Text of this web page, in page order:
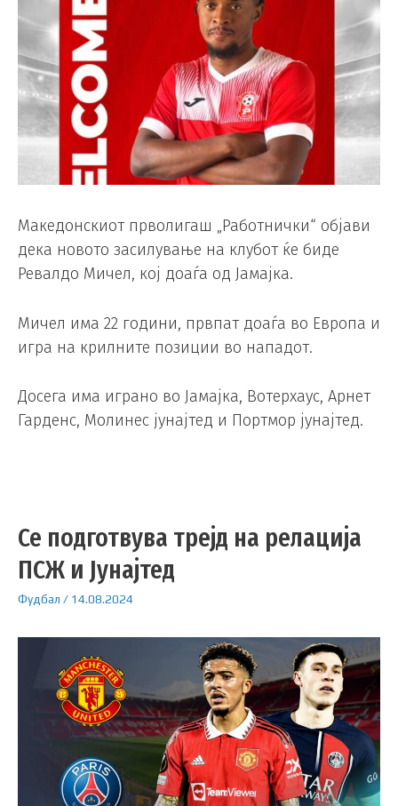
Македонскиот прволигаш „Работнички“ oбјави
дека новото засилување на клубот ќе биде
Ревалдо Мичел, кој доаѓа од Јамајка.
Мичел има 22 години, првпат доаѓа во Европа и
игра на крилните позиции во нападот.
Досега има играно во Јамајка, Вотерхаус, Арнет
Гарденс, Молинес јунајтед и Портмор јунајтед.
Се подготвува трејд на релација
ПСЖ и Јунајтед
Фудбал / 14.08.2024